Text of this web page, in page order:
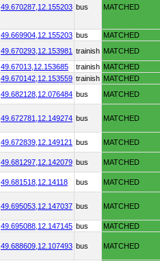
49.670287, 12.155203 bus MATCHED
49.669904, 12.155203 bus MATCHED
49.670293, 12.153981 trainish MATCHED
49.67013, 12.153685 trainish MATCHED
49.670142, 12.153559 trainish MATCHED
49.682128, 12.076484 bus MATCHED
49.672781, 12.149274 bus MATCHED
49.672839, 12.149121 bus MATCHED
49.681297, 12.142079 bus MATCHED
49.681518, 12.14118 bus MATCHED
49.695053, 12.147037 bus MATCHED
49.695088, 12.147145 bus MATCHED
49.688609, 12.107493 bus MATCHED